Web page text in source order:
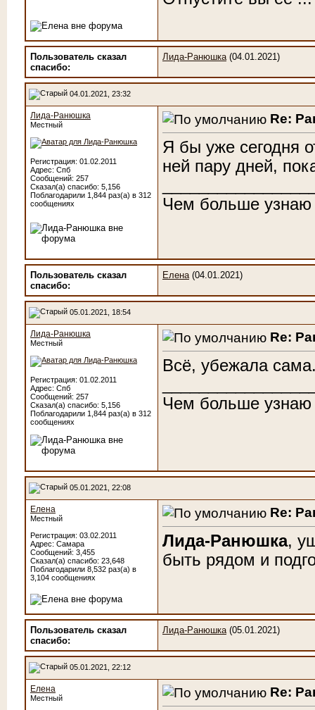
Пользователь сказал
cпасибо:
Лида-Ранюшка(04.01.2021)
04.01.2021, 23:32
Лида-Ранюшка
Местный
Регистрация: 01.02.2011
Адрес: Спб
Сообщений: 257
Сказал(а) спасибо: 5,156
Поблагодарили 1,844 раз(а) в 312
сообщениях
Re:
Я бы уже сегодня
ней пару дней,
Чем больше
Пользователь сказал
cпасибо:
Елена(04.01.2021)
05.01.2021, 18:54
Лида-Ранюшка
Местный
Регистрация: 01.02.2011
Адрес: Спб
Сообщений: 257
Сказал(а) спасибо: 5,156
Поблагодарили 1,844 раз(а) в 312
сообщениях
Re:
Всё, убежала
Чем больше
05.01.2021, 22:08
Елена
Местный
Регистрация: 03.02.2011
Адрес: Самара
Сообщений: 3,455
Сказал(а) спасибо: 23,648
Поблагодарили 8,532 раз(а) в
3,104 сообщениях
Re:
Лида-Ранюшка,
быть рядом и
Пользователь сказал
cпасибо:
Лида-Ранюшка(05.01.2021)
05.01.2021, 22:12
Елена
Местный
Re: